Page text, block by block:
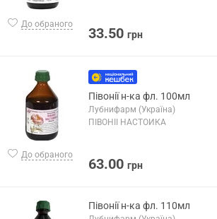
До обраного
33.50 грн
До обраного
Півонії н-ка фл. 100мл
Лубнифарм (Україна)
ПІВОНІЇ НАСТОЙКА
63.00 грн
Півонії н-ка фл. 110мл